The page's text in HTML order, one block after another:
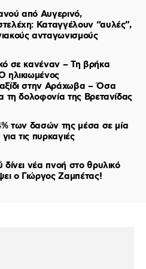
από Αυγερινό,
Καταγγέλουν “αυλές”,
ανταγωνισμούς
σε κανέναν – Τη βρήκα
ηλικιωμένος
στην Αράχωβα – Όσα
τη δολοφονία της Βρετανίδας
των δασών της μέσα σε μία
τις πυρκαγιές
νέα πνοή στο θρυλικό
ο Γιώργος Ζαμπέτας!